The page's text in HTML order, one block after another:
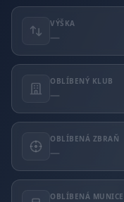
VÝŠKA
—
OBLÍBENÝ KLUB
—
OBLÍBENÁ ZBRAŇ
—
OBLÍBENÁ MUNICE